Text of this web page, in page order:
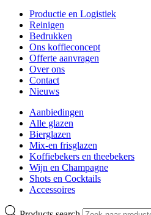
Productie en Logistiek
Reinigen
Bedrukken
Ons koffieconcept
Offerte aanvragen
Over ons
Contact
Nieuws
Aanbiedingen
Alle glazen
Bierglazen
Mix-en frisglazen
Koffiebekers en theebekers
Wijn en Champagne
Shots en Cocktails
Accessoires